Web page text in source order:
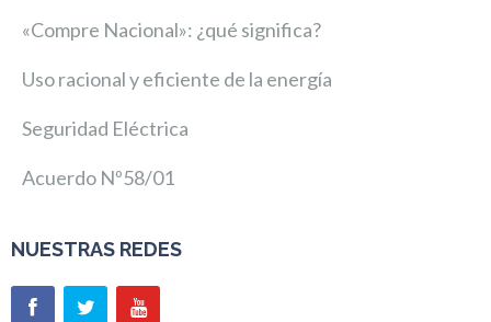
«Compre Nacional»: ¿qué significa?
Uso racional y eficiente de la energía
Seguridad Eléctrica
Acuerdo Nº58/01
NUESTRAS REDES